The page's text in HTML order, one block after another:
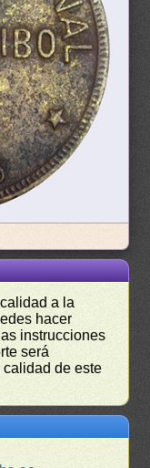
a la
hacer
instrucciones
será
de este